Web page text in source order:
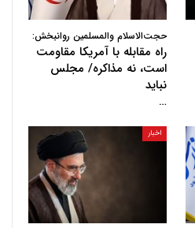
حجت‌الاسلام والمسلمین روانبخش:
راه مقابله با آمریکا مقاومت
است، نه مذاکره/ مجلس
نباید
…
اخبار